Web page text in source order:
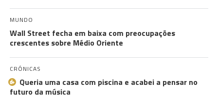
MUNDO
Wall Street fecha em baixa com preocupações
crescentes sobre Médio Oriente
CRÓNICAS
Queria uma casa com piscina e acabei a pensar no
futuro da música